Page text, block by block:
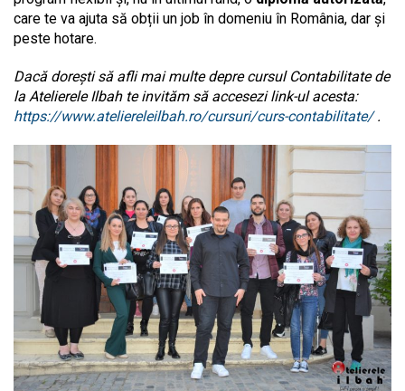
care te va ajuta să obții un job în domeniu în România, dar și
peste hotare.
Dacă dorești să afli mai multe depre cursul Contabilitate de
la Atelierele Ilbah te invităm să accesezi link-ul acesta:
https://www.ateliereleilbah.ro/cursuri/curs-contabilitate/.